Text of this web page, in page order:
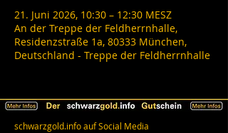
21. Juni 2026, 10:30 – 12:30 MESZ
An der Treppe der Feldherrnhalle,
Residenzstraße 1a, 80333 München,
Deutschland - Treppe der Feldherrnhalle
schwarzgold.info auf Social Media